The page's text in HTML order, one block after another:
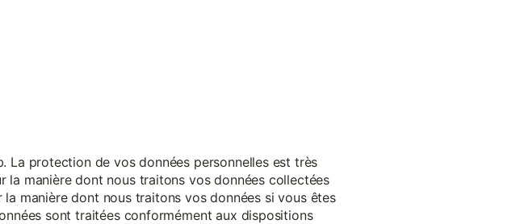
protection de vos données personnelles est très
manière dont nous traitons vos données collectées
manière dont nous traitons vos données si vous êtes
sont traitées conformément aux dispositions